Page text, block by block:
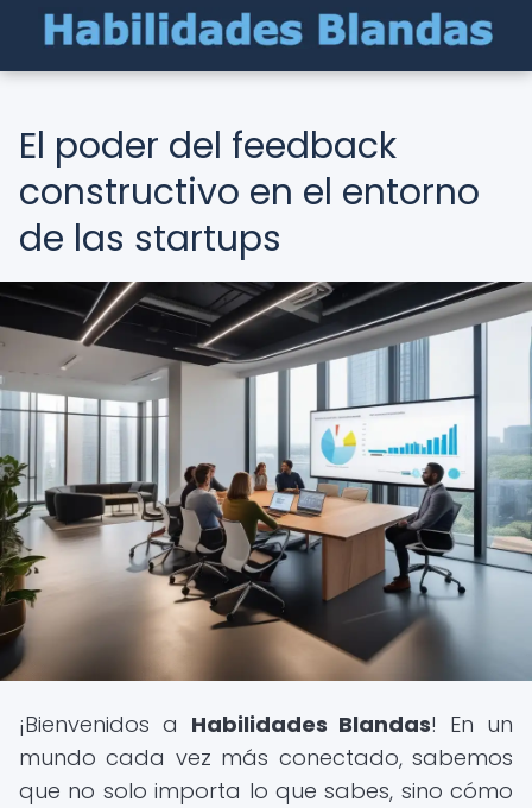
El poder del feedback
constructivo en el entorno
de las startups
¡Bienvenidos a Habilidades Blandas! En un
mundo cada vez más conectado, sabemos
que no solo importa lo que sabes, sino cómo